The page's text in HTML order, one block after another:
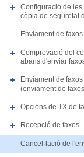
Configuració de
còpia de seguretat
Enviament de faxos
Comprovació del
abans d'enviar
Enviament de
(enviament de
Opcions de TX de
Recepció de faxos
Cancel·lació de